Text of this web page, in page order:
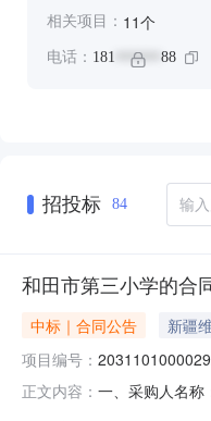
相关项目： 11个
电话： 181 ****** 88
招投标 84
和田市第三小学的合
中标｜合同公告 新疆
项目编号：
正文内容： 一、采购人名称